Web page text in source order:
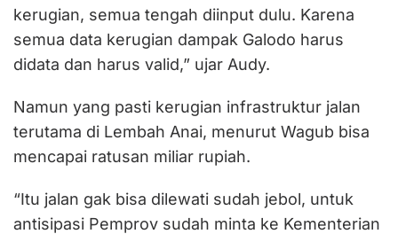
kerugian, semua tengah diinput dulu. Karena
semua data kerugian dampak Galodo harus
didata dan harus valid,” ujar Audy.
Namun yang pasti kerugian infrastruktur jalan
terutama di Lembah Anai, menurut Wagub bisa
mencapai ratusan miliar rupiah.
“Itu jalan gak bisa dilewati sudah jebol, untuk
antisipasi Pemprov sudah minta ke Kementerian